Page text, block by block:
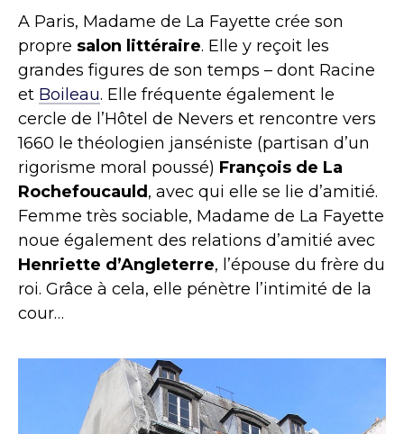
A Paris, Madame de La Fayette crée son
propre salon littéraire. Elle y reçoit les
grandes figures de son temps – dont Racine
et Boileau. Elle fréquente également le
cercle de l’Hôtel de Nevers et rencontre vers
1660 le théologien janséniste (partisan d’un
rigorisme moral poussé) François de La
Rochefoucauld , avec qui elle se lie d’amitié.
Femme très sociable, Madame de La Fayette
noue également des relations d’amitié avec
Henriette d’Angleterre, l’épouse du frère du
roi. Grâce à cela, elle pénètre l’intimité de la
cour…